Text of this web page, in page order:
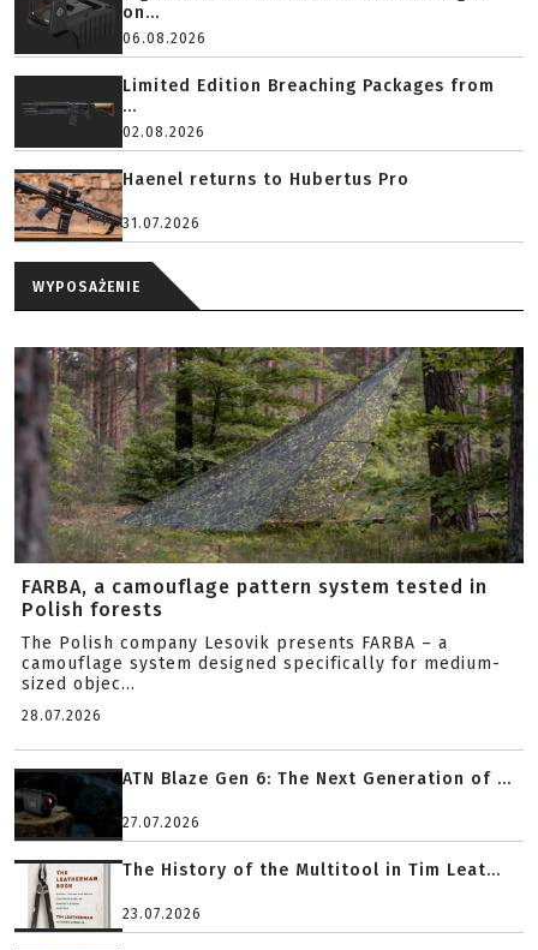
on...
06.08.2026
Limited Edition Breaching Packages from
...
02.08.2026
Haenel returns to Hubertus Pro
31.07.2026
WYPOSAŻENIE
FARBA, a camouflage pattern system tested in
Polish forests
The Polish company Lesovik presents FARBA – a
camouflage system designed specifically for medium-
sized objec...
28.07.2026
ATN Blaze Gen 6: The Next Generation of ...
27.07.2026
The History of the Multitool in Tim Leat...
23.07.2026